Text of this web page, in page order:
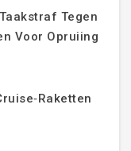
Tegen
Voor Opruiing